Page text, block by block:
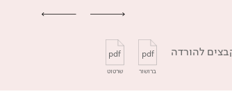
להורדה pdf
ברושור
pdf
שרטוט